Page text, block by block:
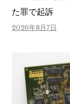
た罪で起訴
2026年8月7日